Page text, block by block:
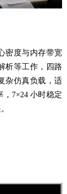
密度与内存带宽
析等工作，四路
杂仿真负载，适
7×24 小时稳定